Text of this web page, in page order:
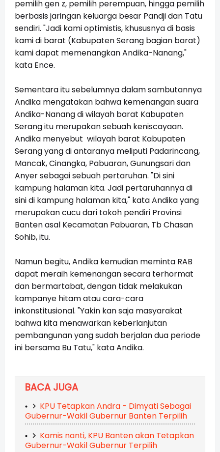
pemilih gen z, pemilih perempuan, hingga pemilih
berbasis jaringan keluarga besar Pandji dan Tatu
sendiri. "Jadi kami optimistis, khususnya di basis
kami di barat (Kabupaten Serang bagian barat)
kami dapat memenangkan Andika-Nanang,"
kata Ence.
Sementara itu sebelumnya dalam sambutannya
Andika mengatakan bahwa kemenangan suara
Andika-Nanang di wilayah barat Kabupaten
Serang itu merupakan sebuah keniscayaan.
Andika menyebut wilayah barat Kabupaten
Serang yang di antaranya meliputi Padarincang,
Mancak, Cinangka, Pabuaran, Gunungsari dan
Anyer sebagai sebuah pertaruhan. "Di sini
kampung halaman kita. Jadi pertaruhannya di
sini di kampung halaman kita," kata Andika yang
merupakan cucu dari tokoh pendiri Provinsi
Banten asal Kecamatan Pabuaran, Tb Chasan
Sohib, itu.
Namun begitu, Andika kemudian meminta RAB
dapat meraih kemenangan secara terhormat
dan bermartabat, dengan tidak melakukan
kampanye hitam atau cara-cara
inkonstitusional. "Yakin kan saja masyarakat
bahwa kita menawarkan keberlanjutan
pembangunan yang sudah berjalan dua periode
ini bersama Bu Tatu," kata Andika.
BACA JUGA
KPU Tetapkan Andra - Dimyati Sebagai
Gubernur-Wakil Gubernur Banten Terpilih
Kamis nanti, KPU Banten akan Tetapkan
Gubernur-Wakil Gubernur Terpilih